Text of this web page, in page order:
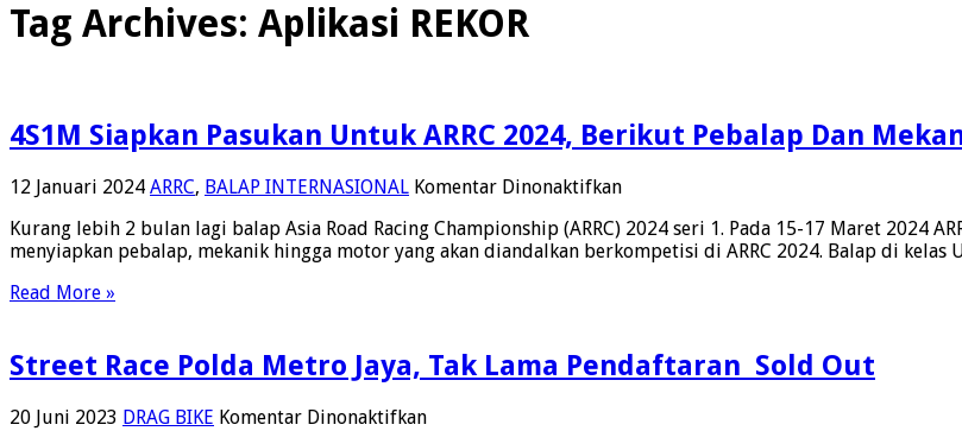
Tag Archives: Aplikasi REKOR
4S1M Siapkan Pasukan Untuk ARRC 2024, Berikut Pebalap Dan
12 Januari 2024 ARRC, BALAP INTERNASIONAL Komentar Dinonaktifkanpada
Siapkan
Pasukan
Pebalap
Kurang lebih 2 bulan lagi balap Asia Road Racing Championship (ARRC) 2024 seri 1. Pada 15-17 Maret 2024
menyiapkan pebalap, mekanik hingga motor yang akan diandalkan berkompetisi di ARRC 2024. Balap di
Read More »
Street Race Polda Metro Jaya, Tak Lama Pendaftaran Sold Out
20 Juni 2023 DRAG BIKE Komentar Dinonaktifkanpada